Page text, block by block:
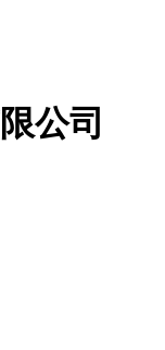
公司